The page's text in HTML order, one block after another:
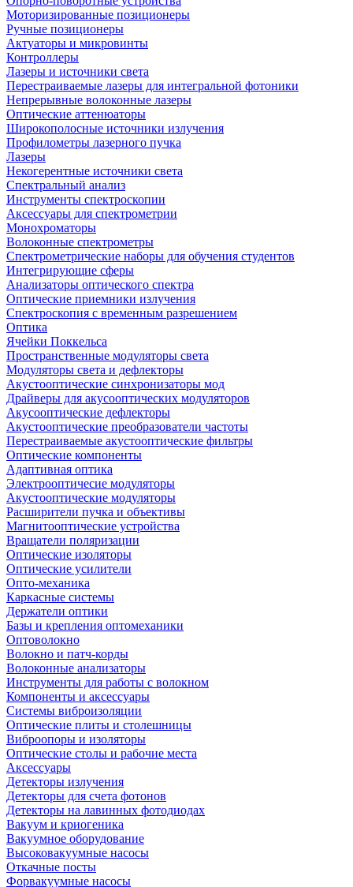
Моторизированные позиционеры
Ручные позиционеры
Актуаторы и микровинты
Контроллеры
Лазеры и источники света
Перестраиваемые лазеры для интегральной фотоники
Непрерывные волоконные лазеры
Оптические аттенюаторы
Широкополосные источники излучения
Профилометры лазерного пучка
Лазеры
Некогерентные источники света
Спектральный анализ
Инструменты спектроскопии
Аксессуары для спектрометрии
Монохроматоры
Волоконные спектрометры
Спектрометрические наборы для обучения студентов
Интегрирующие сферы
Анализаторы оптического спектра
Оптические приемники излучения
Спектроскопия с временным разрешением
Оптика
Ячейки Поккельса
Пространственные модуляторы света
Модуляторы света и дефлекторы
Акустооптические синхронизаторы мод
Драйверы для акусооптических модуляторов
Акусооптические дефлекторы
Акустооптические преобразователи частоты
Перестраиваемые акустооптические фильтры
Оптические компоненты
Адаптивная оптика
Электрооптичесие модуляторы
Акустооптические модуляторы
Расширители пучка и объективы
Магнитооптические устройства
Вращатели поляризации
Оптические изоляторы
Оптические усилители
Опто-механика
Каркасные системы
Держатели оптики
Базы и крепления оптомеханики
Оптоволокно
Волокно и патч-корды
Волоконные анализаторы
Инструменты для работы с волокном
Компоненты и аксессуары
Системы виброизоляции
Оптические плиты и столешницы
Виброопоры и изоляторы
Оптические столы и рабочие места
Аксессуары
Детекторы излучения
Детекторы для счета фотонов
Детекторы на лавинных фотодиодах
Вакуум и криогеника
Вакуумное оборудование
Высоковакуумные насосы
Откачные посты
Форвакуумные насосы